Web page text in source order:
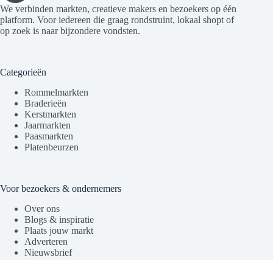
We verbinden markten, creatieve makers en bezoekers op één
platform. Voor iedereen die graag rondstruint, lokaal shopt of
op zoek is naar bijzondere vondsten.
Categorieën
Rommelmarkten
Braderieën
Kerstmarkten
Jaarmarkten
Paasmarkten
Platenbeurzen
Voor bezoekers & ondernemers
Over ons
Blogs & inspiratie
Plaats jouw markt
Adverteren
Nieuwsbrief